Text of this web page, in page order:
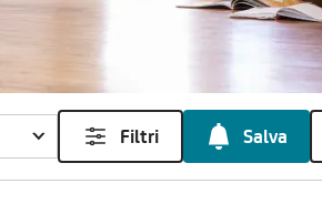
Filtri Salva